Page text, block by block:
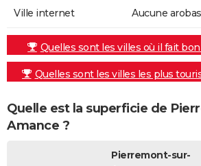
Ville internet Aucune
Quelles sont les villes où il fait
Quelles sont les villes les plus
Quelle est la superficie de
Amance ?
Pierremont-sur-